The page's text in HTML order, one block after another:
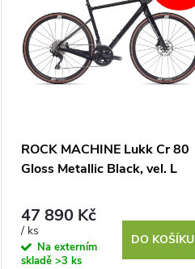
ROCK MACHINE Lukk Cr 80
Gloss Metallic Black, vel. L
47 890 Kč
/ ks
Na externím
skladě >3 ks
DO KOŠÍKU